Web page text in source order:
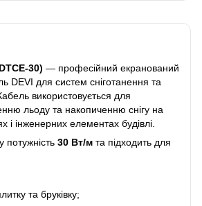
30) — професійний екранований
DEVI для систем сніготанення та
використовується для
льоду та накопиченню снігу на
і інженерних елементах будівлі.
потужність 30 Вт/м та підходить для
та бруківку;